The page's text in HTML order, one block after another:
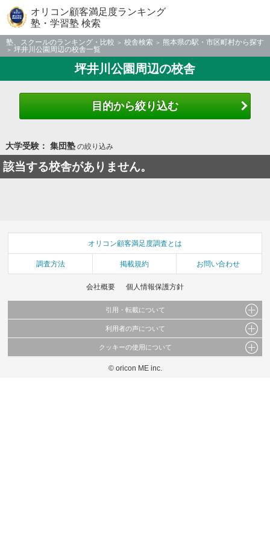
オリコン顧客満足度ランキング
塾・学習塾 検索
塾、スクールのランキング・比較 校舎検索
熊本県の駅・市区町村から探す
坪井川公園周辺の校舎一覧
坪井川公園周辺の校舎
目的から絞り込む
大学受験： 集団塾の絞り込み
該当する校舎がありません。
オリコン顧客満足度調査とは
調査方法 掲載規約 お問い合わせ
会社概要 個人情報保護方針
引用・転載について
当サイトで公開されている情報（文字、写真、イラスト、画像データ等）及びこれらの配
これらの情報を権利者の許可なく無断転載・複製などの二次利用を行うことは固く禁じて
利用者の声について
当サイトに掲載している内容はすべてサービスの利用者が提出された見解・感想です。
弊社の見解・ 意見ではないことをご理解いただいた上でご覧ください。
クッキーの使用について
このサイトでは Cookie を使用して、ユーザーに合わせたコンテンツや広告の表示、ソー
© oricon ME inc.